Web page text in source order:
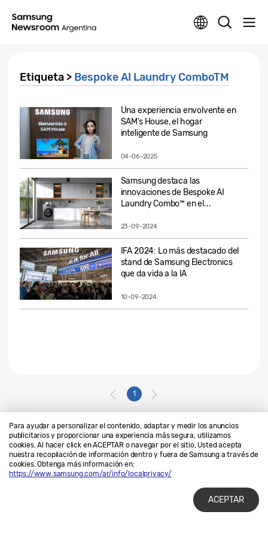
Para ayudar a personalizar el contenido, adaptar y medir los anuncios
publicitarios y proporcionar una experiencia más segura, utilizamos
cookies. Al hacer click en ACEPTAR o navegar por el sitio, Usted acepta
nuestra recopilación de información dentro y fuera de Samsung a través de
cookies. Obtenga más información en:
https://www.samsung.com/ar/info/localprivacy/
ACEPTAR
Etiqueta > Bespoke AI Laundry ComboTM
Una experiencia envolvente en
SAM’s House, el hogar
inteligente de Samsung
04-06-2025
Samsung destaca las
innovaciones de Bespoke AI
Laundry Combo™ en el...
23-09-2024
IFA 2024: Lo más destacado del
stand de Samsung Electronics
que da vida a la IA
10-09-2024
1
Contáctanos
SAMSUNG.COM
Privacidad